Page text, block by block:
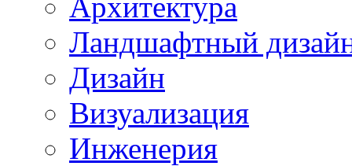
Ландшафтный
Дизайн
Визуализация
Инженерия